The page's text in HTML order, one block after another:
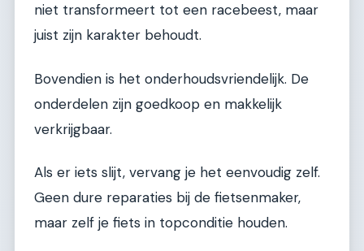
niet transformeert tot een racebeest, maar
juist zijn karakter behoudt.
Bovendien is het onderhoudsvriendelijk. De
onderdelen zijn goedkoop en makkelijk
verkrijgbaar.
Als er iets slijt, vervang je het eenvoudig zelf.
Geen dure reparaties bij de fietsenmaker,
maar zelf je fiets in topconditie houden.